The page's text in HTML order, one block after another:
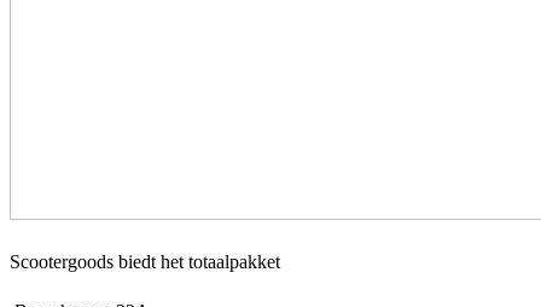
Scootergoods biedt het totaalpakket